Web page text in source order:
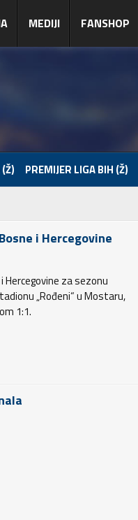
MEDIJI FANSHOP
PREMIJER LIGA BIH (Ž)
i Hercegovine
za sezonu
„Rođeni“ u Mostaru,
1:1.